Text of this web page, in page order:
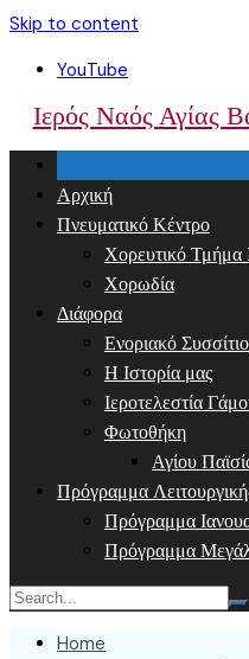
Skip to content
YouTube
Ιερός Ναός Αγίας
Αρχική
Πνευματικό Κέντρο
Χορευτικό Τμήμα
Χορωδία
Διάφορα
Ενοριακό Συσσίτιο
Η Ιστορία μας
Ιεροτελεστία
Φωτοθήκη
Αγίου
Πρόγραμμα
Πρόγραμμα
Πρόγραμμα
Home